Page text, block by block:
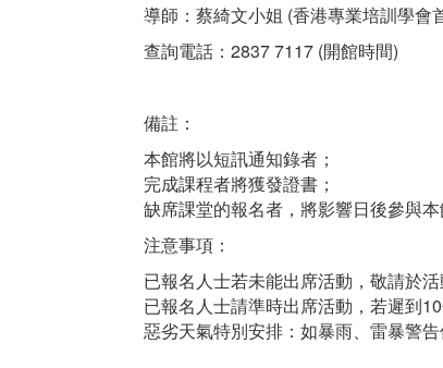
導師：蔡綺文小姐 (香港專業培訓學會
查詢電話：2837 7117 (開館時間)
備註：
本館將以短訊通知錄者；
完成課程者將獲發證書；
缺席課堂的報名者，將影響日後參與本
注意事項：
已報名人士若未能出席活動，敬請於
已報名人士請準時出席活動，若遲到
惡劣天氣特別安排：如暴雨、雷暴警